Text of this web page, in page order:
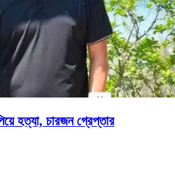
হত্যা, চারজন গ্রেপ্তার